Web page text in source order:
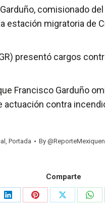
Garduño, comisionado
estación migratoria de
presentó cargos
Francisco Garduño
contra
, Portada By
Comparte
Share
Share
Share